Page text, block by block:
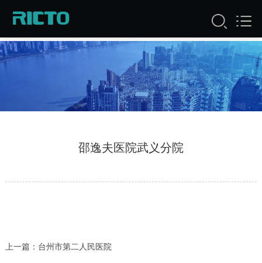
服务案例
邵逸夫医院武义分院
上一篇： 台州市第二人民医院